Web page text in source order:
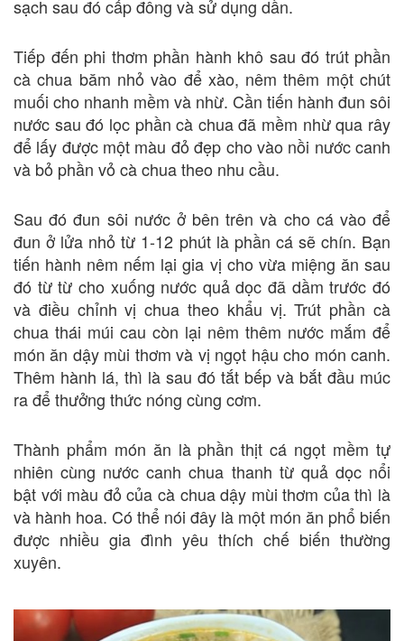
sạch sau đó cấp đông và sử dụng dần.
Tiếp đến phi thơm phần hành khô sau đó trút phần
cà chua băm nhỏ vào để xào, nêm thêm một chút
muối cho nhanh mềm và nhừ. Cần tiến hành đun sôi
nước sau đó lọc phần cà chua đã mềm nhừ qua rây
để lấy được một màu đỏ đẹp cho vào nồi nước canh
và bỏ phần vỏ cà chua theo nhu cầu.
Sau đó đun sôi nước ở bên trên và cho cá vào để
đun ở lửa nhỏ từ 1-12 phút là phần cá sẽ chín. Bạn
tiến hành nêm nếm lại gia vị cho vừa miệng ăn sau
đó từ từ cho xuống nước quả dọc đã dầm trước đó
và điều chỉnh vị chua theo khẩu vị. Trút phần cà
chua thái múi cau còn lại nêm thêm nước mắm để
món ăn dậy mùi thơm và vị ngọt hậu cho món canh.
Thêm hành lá, thì là sau đó tắt bếp và bắt đầu múc
ra để thưởng thức nóng cùng cơm.
Thành phẩm món ăn là phần thịt cá ngọt mềm tự
nhiên cùng nước canh chua thanh từ quả dọc nổi
bật với màu đỏ của cà chua dậy mùi thơm của thì là
và hành hoa. Có thể nói đây là một món ăn phổ biến
được nhiều gia đình yêu thích chế biến thường
xuyên.